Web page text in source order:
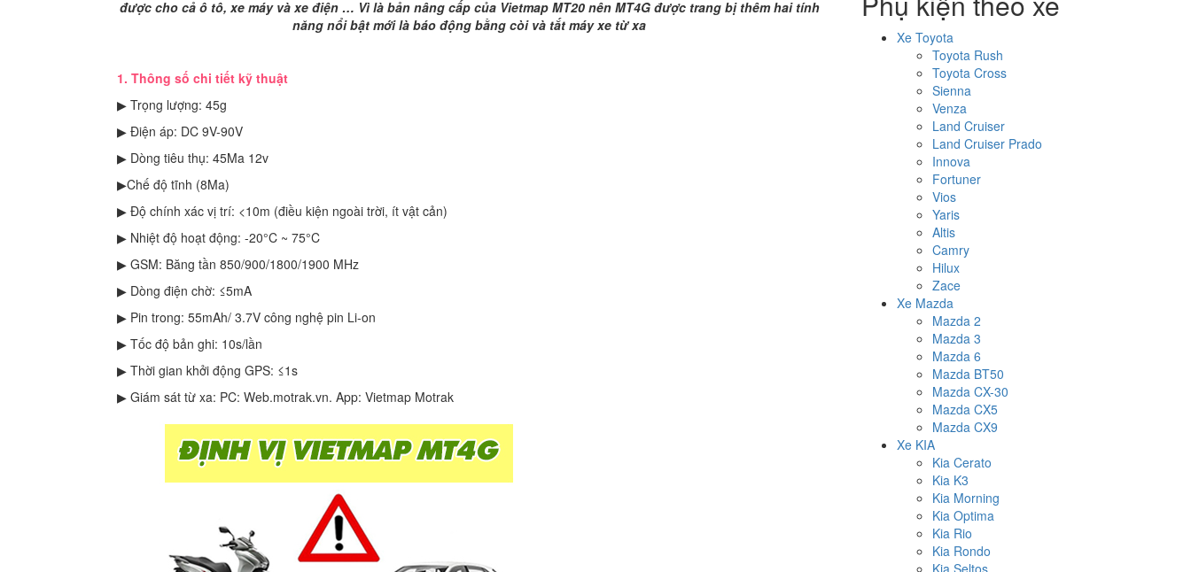
được cho cả ô tô, xe máy và xe điện … Vì là bản nâng cấp của Vietmap MT20 nên MT4G được trang bị thêm hai tính
năng nổi bật mới là báo động bằng còi và tắt máy xe từ xa
1. Thông số chi tiết kỹ thuật
▶ Trọng lượng: 45g
▶ Điện áp: DC 9V-90V
▶ Dòng tiêu thụ: 45Ma 12v
▶Chế độ tĩnh (8Ma)
▶ Độ chính xác vị trí: <10m (điều kiện ngoài trời, ít vật cản)
▶ Nhiệt độ hoạt động: -20°C ~ 75°C
▶ GSM: Băng tần 850/900/1800/1900 MHz
▶ Dòng điện chờ: ≤5mA
▶ Pin trong: 55mAh/ 3.7V công nghệ pin Li-on
▶ Tốc độ bản ghi: 10s/lần
▶ Thời gian khởi động GPS: ≤1s
▶ Giám sát từ xa: PC: Web.motrak.vn. App: Vietmap Motrak
Xe Toyota
Toyota Rush
Toyota Cross
Sienna
Venza
Land Cruiser
Land Cruiser Prado
Innova
Fortuner
Vios
Yaris
Altis
Camry
Hilux
Zace
Xe Mazda
Mazda 2
Mazda 3
Mazda 6
Mazda BT50
Mazda CX-30
Mazda CX5
Mazda CX9
Xe KIA
Kia Cerato
Kia K3
Kia Morning
Kia Optima
Kia Rio
Kia Rondo
Kia Seltos